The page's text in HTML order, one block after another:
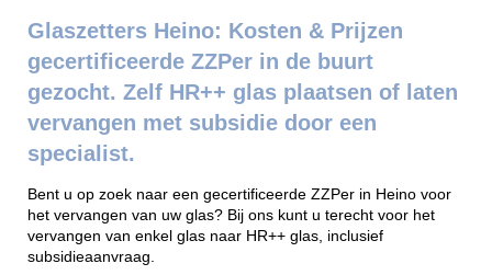
Glaszetters Heino: Kosten & Prijzen
gecertificeerde ZZPer in de buurt
gezocht. Zelf HR++ glas plaatsen of laten
vervangen met subsidie door een
specialist.
Bent u op zoek naar een gecertificeerde ZZPer in Heino voor
het vervangen van uw glas? Bij ons kunt u terecht voor het
vervangen van enkel glas naar HR++ glas, inclusief
subsidieaanvraag.